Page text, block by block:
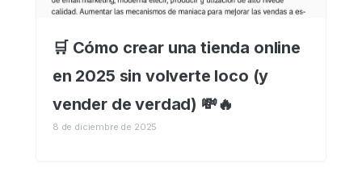
🛒 Cómo crear una tienda online
en 2025 sin volverte loco (y
vender de verdad) 💸🔥
8 de diciembre de 2025